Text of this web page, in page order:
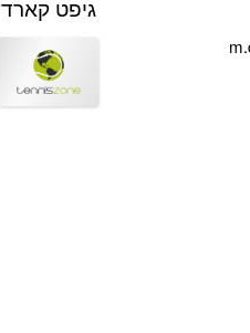
גיפט קארד